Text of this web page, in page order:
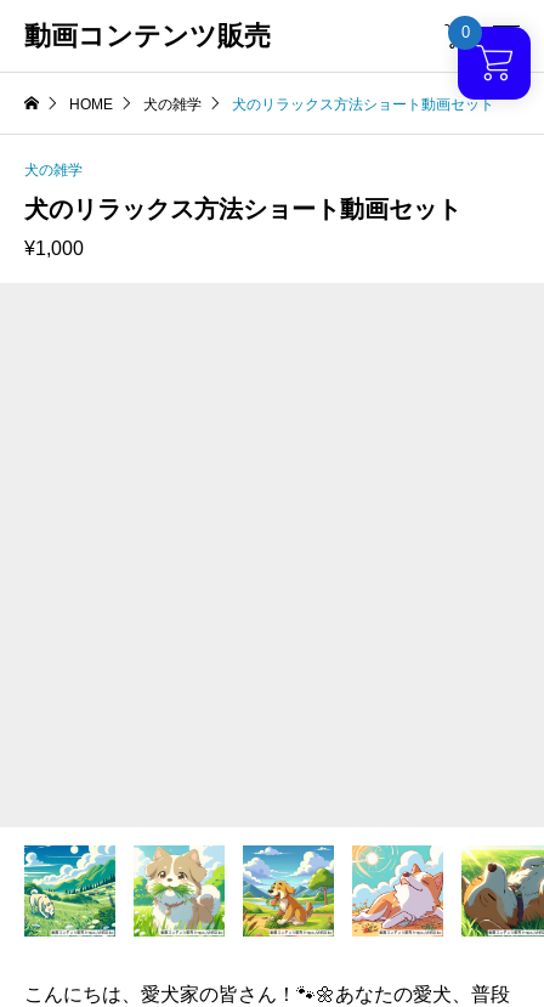
動画コンテンツ販売 
HOME 犬の雑学 犬のリラックス方法ショート動画セット
犬の雑学
犬のリラックス方法ショート動画セット
¥1,000
こんにちは、愛犬家の皆さん！🐾🌼あなたの愛犬、普段
0